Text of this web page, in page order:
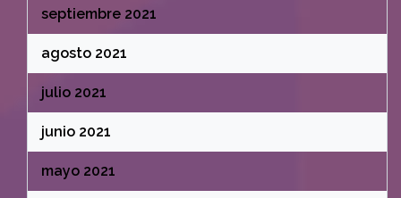
septiembre 2021
agosto 2021
julio 2021
junio 2021
mayo 2021